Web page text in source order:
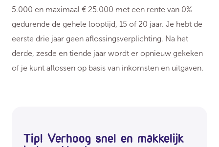
5.000 en maximaal € 25.000 met een rente van 0%
gedurende de gehele looptijd, 15 of 20 jaar. Je hebt de
eerste drie jaar geen aflossingsverplichting. Na het
derde, zesde en tiende jaar wordt er opnieuw gekeken
of je kunt aflossen op basis van inkomsten en uitgaven.
Tip! Verhoog snel en makkelijk